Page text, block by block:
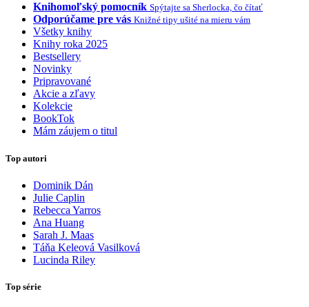
Knihomoľský pomocník Spýtajte sa Sherlocka, čo čítať
Odporúčame pre vás Knižné tipy ušité na mieru vám
Všetky knihy
Knihy roka 2025
Bestsellery
Novinky
Pripravované
Akcie a zľavy
Kolekcie
BookTok
Mám záujem o titul
Top autori
Dominik Dán
Julie Caplin
Rebecca Yarros
Ana Huang
Sarah J. Maas
Táňa Keleová Vasilková
Lucinda Riley
Top série